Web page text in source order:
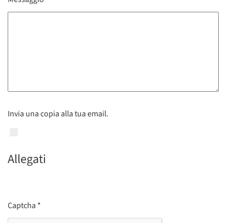
Invia una copia alla tua email.
Allegati
Captcha *